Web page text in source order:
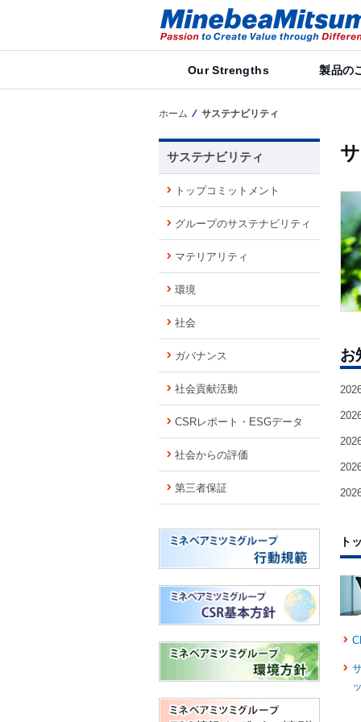
Our Strengths 製品の
ホーム サステナビリティ
お
ト
サステナビリティ
トップコミットメント
グループのサステナビリティ
マテリアリティ
環境
社会
ガバナンス
社会貢献活動
CSRレポート・ESGデータ
社会からの評価
第三者保証